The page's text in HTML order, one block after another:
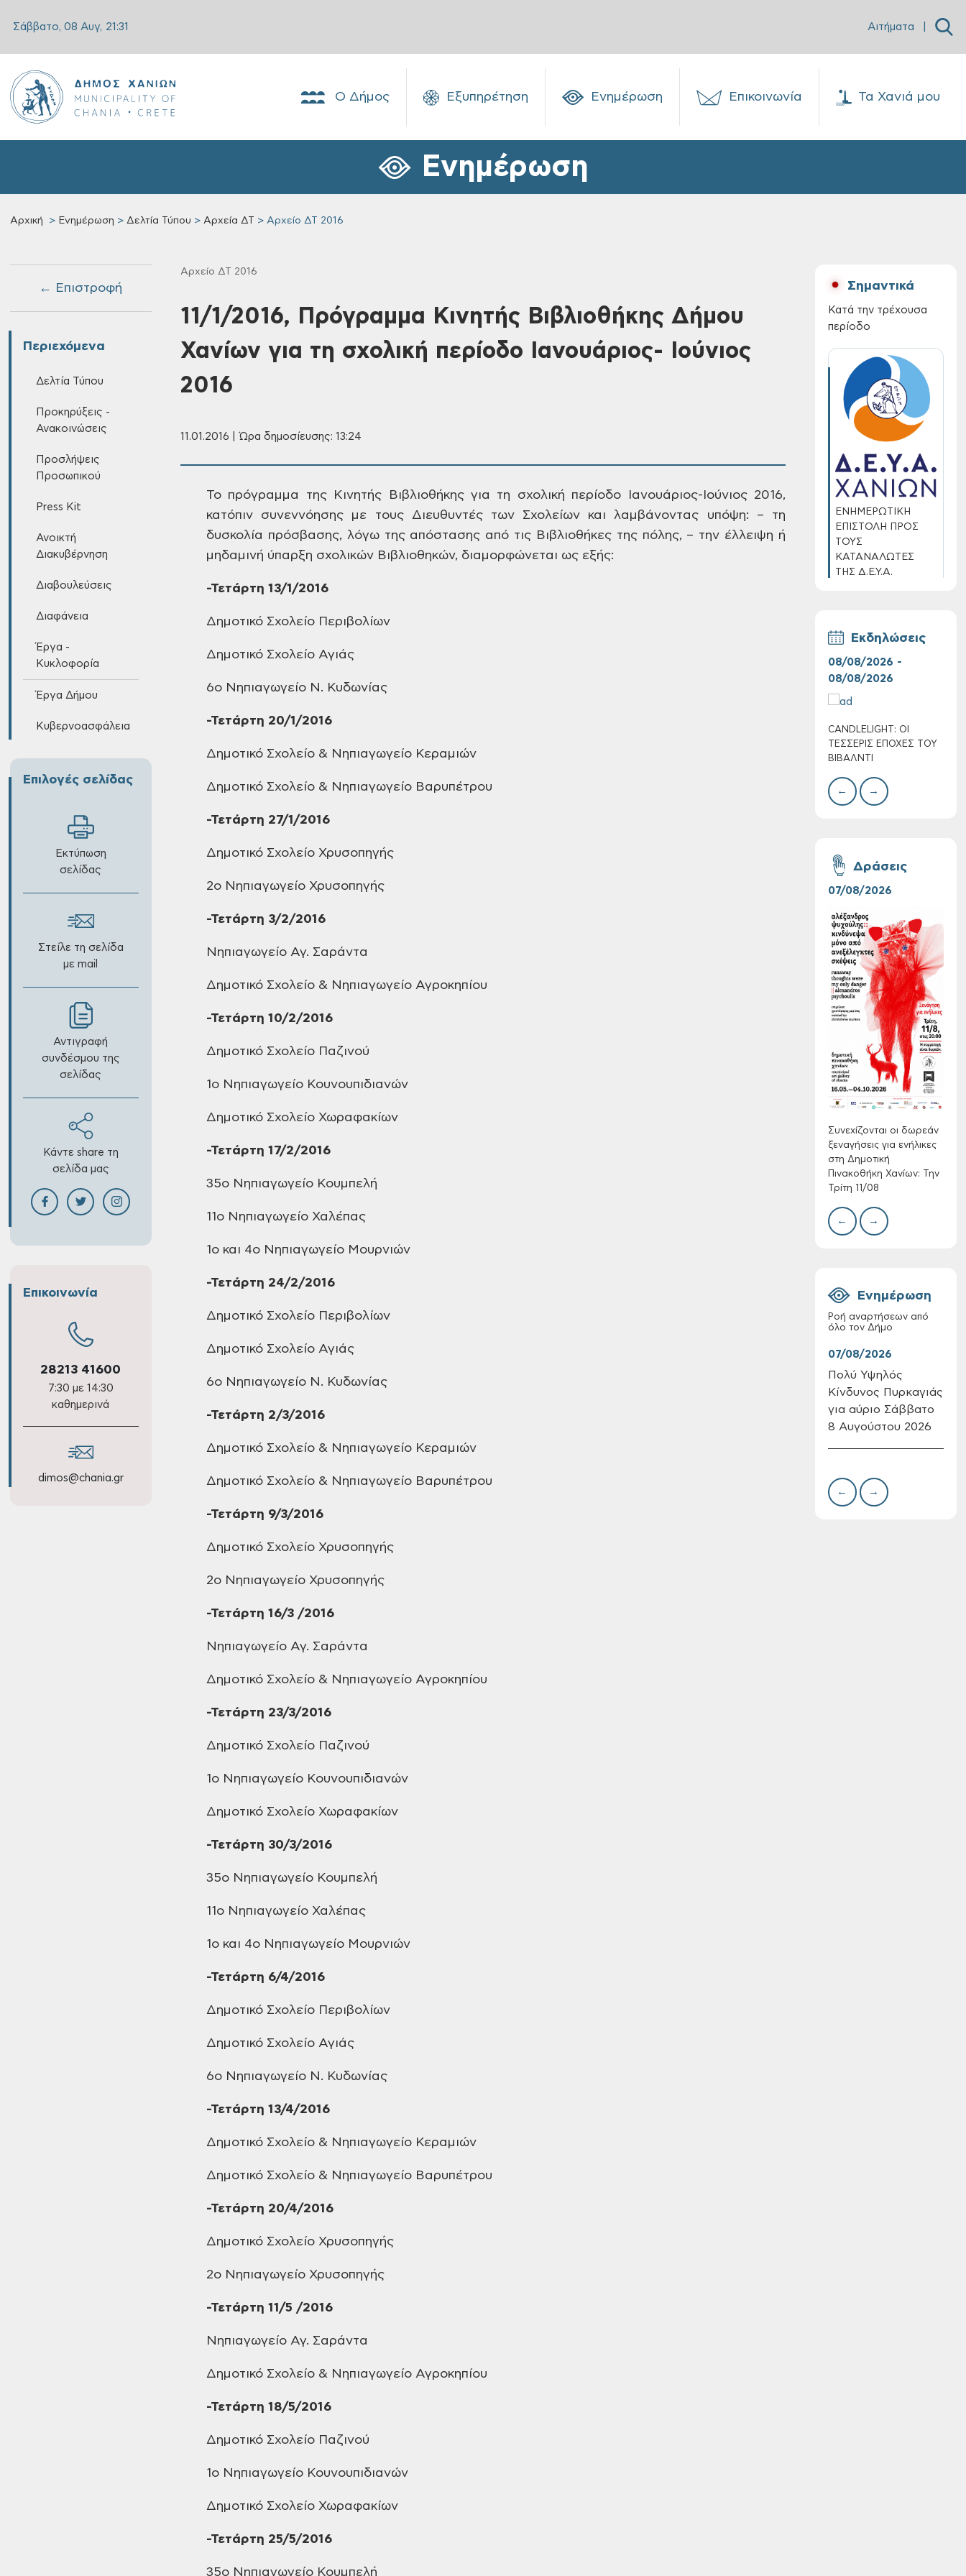
Σάββατο, 08 Αυγ, 21:31 Αιτήματα
Ο Δήμος Εξυπηρέτηση Ενημέρωση Επικοινωνία Τα Χανιά μου
Ενημέρωση
Αρχική Ενημέρωση Δελτία Τύπου Αρχεία ΔΤ Αρχείο ΔΤ 2016
← Επιστροφή
Περιεχόμενα
Δελτία Τύπου
Προκηρύξεις -
Ανακοινώσεις
Προσλήψεις
Προσωπικού
Press Kit
Ανοικτή
Διακυβέρνηση
Διαβουλεύσεις
Διαφάνεια
Έργα -
Κυκλοφορία
Έργα Δήμου
Κυβερνοασφάλεια
Επιλογές σελίδας
Εκτύπωση
σελίδας
Στείλε τη σελίδα
με mail
Αντιγραφή
συνδέσμου της
σελίδας
Κάντε share τη
σελίδα μας
Επικοινωνία
28213 41600
7:30 με 14:30
καθημερινά
dimos@chania.gr
Αρχείο ΔΤ 2016
11/1/2016, Πρόγραμμα Κινητής Βιβλιοθήκης Δήμου
Χανίων για τη σχολική περίοδο Ιανουάριος- Ιούνιος
2016
11.01.2016 | Ώρα δημοσίευσης: 13:24
Το πρόγραμμα της Κινητής Βιβλιοθήκης για τη σχολική περίοδο Ιανουάριος-Ιούνιος 2016,
κατόπιν συνεννόησης με τους Διευθυντές τωνΣχολείων και λαμβάνοντας υπόψη: – τη
δυσκολία πρόσβασης, λόγω της απόστασης από τις Βιβλιοθήκες της πόλης, – την έλλειψη ή
μηδαμινή ύπαρξη σχολικών Βιβλιοθηκών, διαμορφώνεται ως εξής:
-Τετάρτη 13/1/2016
Δημοτικό Σχολείο Περιβολίων
Δημοτικό Σχολείο Αγιάς
6ο Νηπιαγωγείο Ν. Κυδωνίας
-Τετάρτη 20/1/2016
Δημοτικό Σχολείο & Νηπιαγωγείο Κεραμιών
Δημοτικό Σχολείο & Νηπιαγωγείο Βαρυπέτρου
-Τετάρτη 27/1/2016
Δημοτικό Σχολείο Χρυσοπηγής
2ο Νηπιαγωγείο Χρυσοπηγής
-Τετάρτη 3/2/2016
Νηπιαγωγείο Αγ. Σαράντα
Δημοτικό Σχολείο & Νηπιαγωγείο Αγροκηπίου
-Τετάρτη 10/2/2016
Δημοτικό Σχολείο Παζινού
1ο Νηπιαγωγείο Κουνουπιδιανών
Δημοτικό Σχολείο Χωραφακίων
-Τετάρτη 17/2/2016
35ο Νηπιαγωγείο Κουμπελή
11ο Νηπιαγωγείο Χαλέπας
1ο και 4ο Νηπιαγωγείο Μουρνιών
-Τετάρτη 24/2/2016
Δημοτικό Σχολείο Περιβολίων
Δημοτικό Σχολείο Αγιάς
6ο Νηπιαγωγείο Ν. Κυδωνίας
-Τετάρτη 2/3/2016
Δημοτικό Σχολείο & Νηπιαγωγείο Κεραμιών
Δημοτικό Σχολείο & Νηπιαγωγείο Βαρυπέτρου
-Τετάρτη 9/3/2016
Δημοτικό Σχολείο Χρυσοπηγής
2ο Νηπιαγωγείο Χρυσοπηγής
-Τετάρτη 16/3 /2016
Νηπιαγωγείο Αγ. Σαράντα
Δημοτικό Σχολείο & Νηπιαγωγείο Αγροκηπίου
-Τετάρτη 23/3/2016
Δημοτικό Σχολείο Παζινού
1ο Νηπιαγωγείο Κουνουπιδιανών
Δημοτικό Σχολείο Χωραφακίων
-Τετάρτη 30/3/2016
35ο Νηπιαγωγείο Κουμπελή
11ο Νηπιαγωγείο Χαλέπας
1ο και 4ο Νηπιαγωγείο Μουρνιών
-Τετάρτη 6/4/2016
Δημοτικό Σχολείο Περιβολίων
Δημοτικό Σχολείο Αγιάς
6ο Νηπιαγωγείο Ν. Κυδωνίας
-Τετάρτη 13/4/2016
Δημοτικό Σχολείο & Νηπιαγωγείο Κεραμιών
Δημοτικό Σχολείο & Νηπιαγωγείο Βαρυπέτρου
-Τετάρτη 20/4/2016
Δημοτικό Σχολείο Χρυσοπηγής
2ο Νηπιαγωγείο Χρυσοπηγής
-Τετάρτη 11/5 /2016
Νηπιαγωγείο Αγ. Σαράντα
Δημοτικό Σχολείο & Νηπιαγωγείο Αγροκηπίου
-Τετάρτη 18/5/2016
Δημοτικό Σχολείο Παζινού
1ο Νηπιαγωγείο Κουνουπιδιανών
Δημοτικό Σχολείο Χωραφακίων
-Τετάρτη 25/5/2016
35ο Νηπιαγωγείο Κουμπελή
Σημαντικά
Κατά την τρέχουσα
περίοδο
ΕΝΗΜΕΡΩΤΙΚΗ
ΕΠΙΣΤΟΛΗ ΠΡΟΣ
ΤΟΥΣ
ΚΑΤΑΝΑΛΩΤΕΣ
ΤΗΣ Δ.Ε.Υ.Α.
Πολύ Υψηλός
Κίνδυνος Πυρκαγιάς
Αυγούστου 2026
Συνεχίζονται οι
δωρεάν ξεναγήσεις
για ενήλικες στη
Δημοτική
Πινακοθήκη Χανίων:
Την Τρίτη 11/08
Τακτική συνεδρίαση
Επαναλειτουργία
του συστήματος
SeaTrac στην
Εκδηλώσεις
08/08/2026 -
08/08/2026
CANDLELIGHT: ΟΙ
ΤΕΣΣΕΡΙΣ ΕΠΟΧΕΣ ΤΟΥ
ΒΙΒΑΛΝΤΙ
← →
Δράσεις
07/08/2026
Συνεχίζονται οι δωρεάν
ξεναγήσεις για ενήλικες
στη Δημοτική
Πινακοθήκη Χανίων: Την
Τρίτη 11/08
← →
Ενημέρωση
Ροή αναρτήσεων από
όλο τον Δήμο
07/08/2026
Πολύ Υψηλός
Κίνδυνος Πυρκαγιάς
για αύριο Σάββατο
8 Αυγούστου 2026
← →